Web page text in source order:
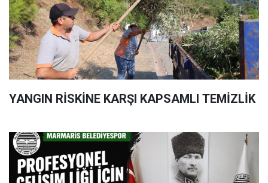
YANGIN RİSKİNE KARŞI KAPSAMLI TEMİZLİK